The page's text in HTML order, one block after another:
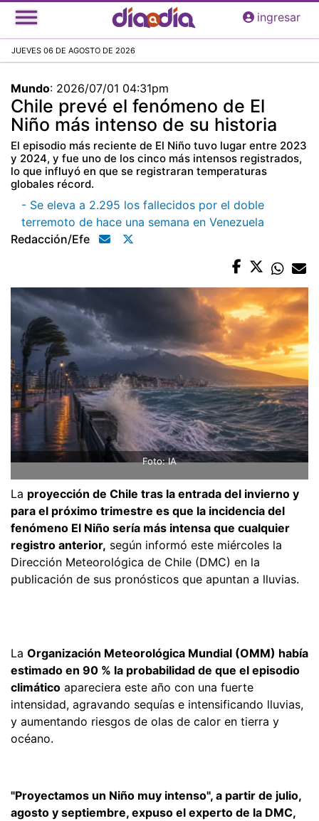
Pasar
al
principal
ingresar
JUEVES 06 DE AGOSTO DE 2026
Mundo: 2026/07/01 04:31pm
Chile prevé el fenómeno de El
Niño más intenso de su historia
El episodio más reciente de El Niño tuvo lugar entre 2023
y 2024, y fue uno de los cinco más intensos registrados,
lo que influyó en que se registraran temperaturas
globales récord.
- Se eleva a 2.295 los fallecidos por el doble
terremoto de hace una semana en Venezuela
Redacción/efe
Foto: IA
La proyección de Chile tras la entrada del invierno y
para el próximo trimestre es que la incidencia del
fenómeno El Niño sería más intensa que cualquier
registro anterior, según informó este miércoles la
Dirección Meteorológica de Chile (DMC) en la
publicación de sus pronósticos que apuntan a lluvias.
La Organización Meteorológica Mundial (OMM) había
estimado en 90 % la probabilidad de que el episodio
climático apareciera este año con una fuerte
intensidad, agravando sequías e intensificando lluvias,
y aumentando riesgos de olas de calor en tierra y
océano.
"Proyectamos un Niño muy intenso", a partir de julio,
agosto y septiembre, expuso el experto de la DMC,